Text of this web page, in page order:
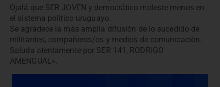
Ojalá que SER JOVEN y democrático moleste menos en
el sistema político uruguayo.
Se agradece la más amplia difusión de lo sucedido de
militantes, compañeros/os y medios de comunicación.
Saluda atentamente por SER 141, RODRIGO
AMENGUAL».